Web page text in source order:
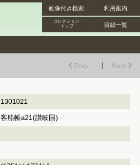
利用案内
画像付き検索
目録一覧
コレクション
トップ
Prev. Next
1301021
客船帳a21(讃岐国)